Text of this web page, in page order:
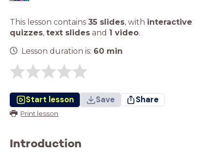
This lesson contains 35 slides, with interactive
quizzes, text slides and 1 video.
Lesson duration is: 60 min
Start lesson Save Share
Print lesson
Introduction